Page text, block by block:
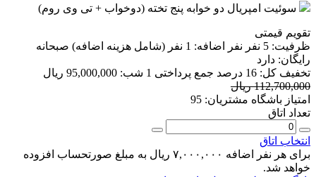
سوئیت امپریال دو خوابه پنج تخته (دوخواب + تی وی روم)
تقویم قیمتی
ظرفیت: 5 نفر نفر اضافه: 1 نفر (شامل هزینه اضافه) صبحانه
رایگان: دارد
تخفیف کل: 16 درصد جمع پرداختی 1 شب:
95,000,000 ریال
112,700,000 ریال
امتیاز باشگاه مشتریان: 95
تعداد اتاق
انتخاب اتاق
برای هر نفر اضافه ۷,۰۰۰,۰۰۰ ریال به مبلغ صورتحساب افزوده
خواهد شد.